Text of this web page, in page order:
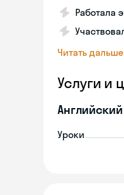
Работала
Читать дальше
Услуги и
Уроки